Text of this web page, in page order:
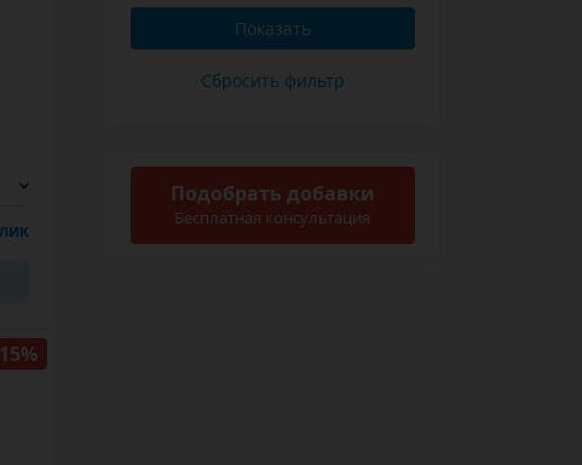
Подобрать добавки
Бесплатная консультация